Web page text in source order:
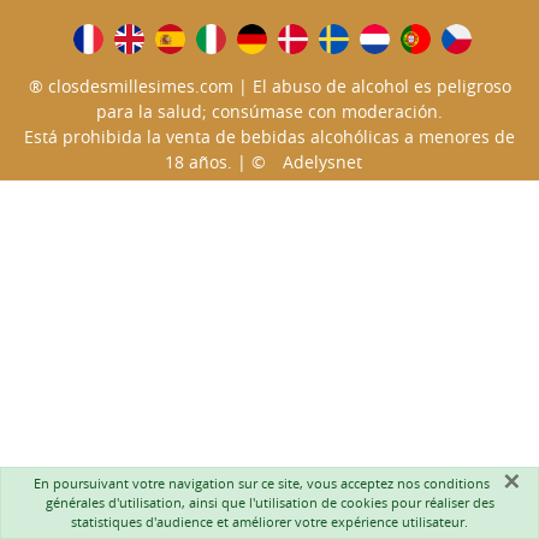
® closdesmillesimes.com | El abuso de alcohol es peligroso
para la salud; consúmase con moderación.
Está prohibida la venta de bebidas alcohólicas a menores de
18 años. | ©
Adelysnet
×
En poursuivant votre navigation sur ce site, vous acceptez nos conditions
générales d'utilisation, ainsi que l'utilisation de cookies pour réaliser des
statistiques d'audience et améliorer votre expérience utilisateur.